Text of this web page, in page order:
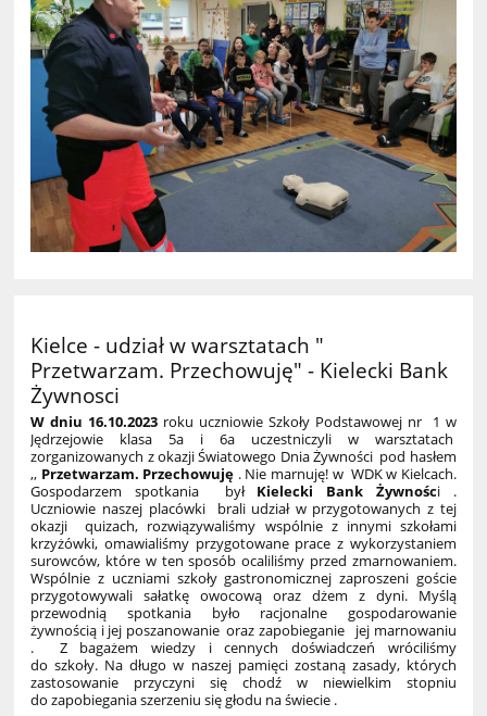
Kielce - udział w warsztatach "
Przetwarzam. Przechowuję" - Kielecki Bank
Żywnosci
W dniu 16.10.2023 roku uczniowie Szkoły Podstawowej nr 1 w
Jędrzejowie klasa 5a i 6a uczestniczyli w warsztatach
zorganizowanych z okazji Światowego Dnia Żywności pod hasłem
,, Przetwarzam. Przechowuję . Nie marnuję! w WDK w Kielcach.
Gospodarzem spotkania byłKielecki Bank Żywności .
Uczniowie naszej placówki brali udział w przygotowanych z tej
okazji quizach, rozwiązywaliśmy wspólnie z innymi szkołami
krzyżówki, omawialiśmy przygotowane prace z wykorzystaniem
surowców, które w ten sposób ocaliliśmy przed zmarnowaniem.
Wspólnie z uczniami szkoły gastronomicznej zaproszeni goście
przygotowywali sałatkę owocową oraz dżem z dyni. Myślą
przewodnią spotkania było racjonalne gospodarowanie
żywnością i jej poszanowanie oraz zapobieganie jej marnowaniu
. Z bagażem wiedzy i cennych doświadczeń wróciliśmy
do szkoły. Na długo w naszej pamięci zostaną zasady, których
zastosowanie przyczyni się chodź w niewielkim stopniu
do zapobiegania szerzeniu się głodu na świecie .